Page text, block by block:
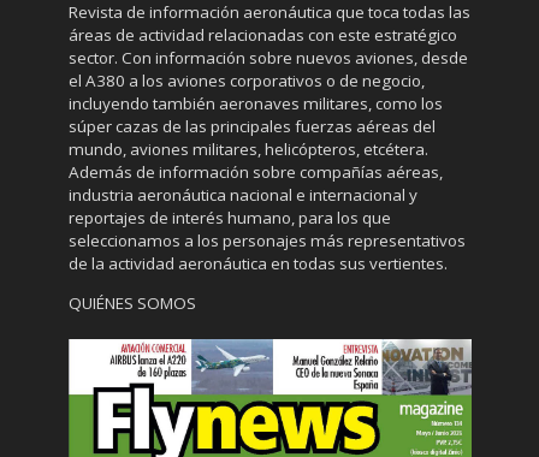
Revista de información aeronáutica que toca todas las
áreas de actividad relacionadas con este estratégico
sector. Con información sobre nuevos aviones, desde
el A380 a los aviones corporativos o de negocio,
incluyendo también aeronaves militares, como los
súper cazas de las principales fuerzas aéreas del
mundo, aviones militares, helicópteros, etcétera.
Además de información sobre compañías aéreas,
industria aeronáutica nacional e internacional y
reportajes de interés humano, para los que
seleccionamos a los personajes más representativos
de la actividad aeronáutica en todas sus vertientes.
QUIÉNES SOMOS